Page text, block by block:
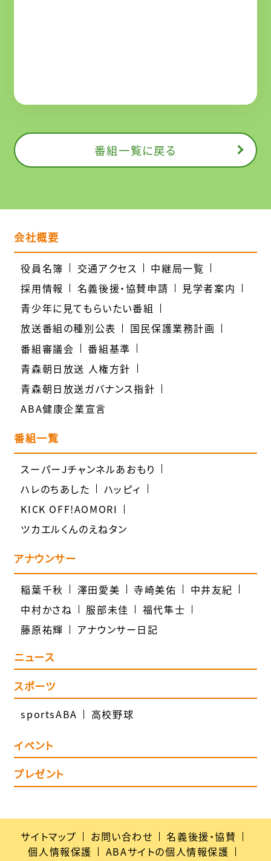
番組一覧に戻る
会社概要
役員名簿 交通アクセス
中継局一覧
採用情報
名義後援・協賛申請
見学者案内
青少年に見てもらいたい番組
放送番組の種別公表
国民保護業務計画
番組審議会
番組基準
青森朝日放送 人権方針
青森朝日放送ガバナンス指針
ABA健康企業宣言
番組一覧
スーパーJチャンネルあおもり
ハレのちあした
ハッピィ
KICK OFF!AOMORI
ツカエルくんのえねタン
アナウンサー
稲葉千秋 澤田愛美 寺崎美佑
中井友紀
中村かさね
服部未佳
福代隼士
藤原祐輝
アナウンサー日記
ニュース
スポーツ
sportsABA 高校野球
イベント
プレゼント
サイトマップ お問い合わせ
名義後援・協賛
個人情報保護
ABAサイトの個人情報保護